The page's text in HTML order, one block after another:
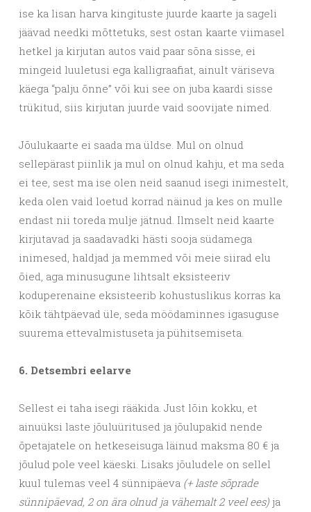
ise ka lisan harva kingituste juurde kaarte ja sageli
jäävad needki mõttetuks, sest ostan kaarte viimasel
hetkel ja kirjutan autos vaid paar sõna sisse, ei
mingeid luuletusi ega kalligraafiat, ainult väriseva
käega “palju õnne” või kui see on juba kaardi sisse
trükitud, siis kirjutan juurde vaid soovijate nimed.
Jõulukaarte ei saada ma üldse. Mul on olnud
sellepärast piinlik ja mul on olnud kahju, et ma seda
ei tee, sest ma ise olen neid saanud isegi inimestelt,
keda olen vaid loetud korrad näinud ja kes on mulle
endast nii toreda mulje jätnud. Ilmselt neid kaarte
kirjutavad ja saadavadki hästi sooja südamega
inimesed, haldjad ja memmed või meie siirad elu
õied, aga minusugune lihtsalt eksisteeriv
koduperenaine eksisteerib kohustuslikus korras ka
kõik tähtpäevad üle, seda möödaminnes igasuguse
suurema ettevalmistuseta ja pühitsemiseta.
6. Detsembri eelarve
Sellest ei taha isegi rääkida. Just lõin kokku, et
ainuüksi laste jõuluüritused ja jõulupakid nende
õpetajatele on hetkeseisuga läinud maksma 80 € ja
jõulud pole veel käeski. Lisaks jõuludele on sellel
kuul tulemas veel 4 sünnipäeva (+ laste sõprade
sünnipäevad, 2 on ära olnud ja vähemalt 2 veel ees) ja